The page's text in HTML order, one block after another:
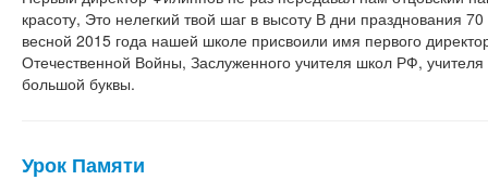
красоту, Это нелегкий твой шаг в высоту В дни празднования
весной 2015 года нашей школе присвоили имя первого
Отечественной Войны, Заслуженного учителя школ РФ, учителя
большой буквы.
Урок Памяти